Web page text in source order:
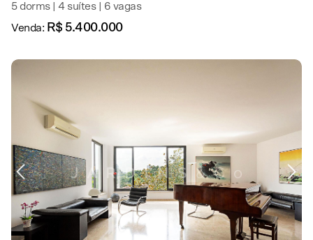
5 dorms | 4 suítes | 6 vagas
Venda: R$ 5.400.000